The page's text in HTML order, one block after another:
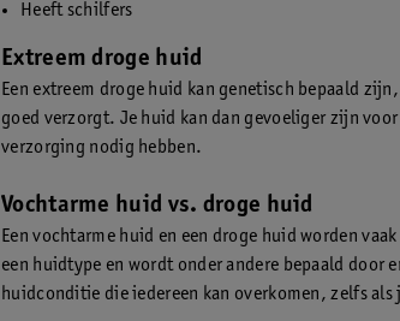
Heeft schilfers
Extreem droge huid
Een extreem droge huid kan genetisch bepaald
goed verzorgt. Je huid kan dan gevoeliger zijn
verzorging nodig hebben.
Vochtarme huid vs. droge huid
Een vochtarme huid en een droge huid worden
een huidtype en wordt onder andere bepaald door
huidconditie die iedereen kan overkomen, zelfs als